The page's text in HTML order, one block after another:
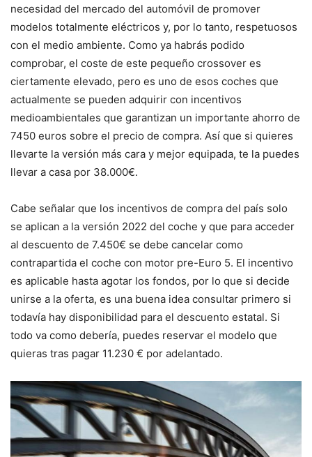
necesidad del mercado del automóvil de promover
modelos totalmente eléctricos y, por lo tanto, respetuosos
con el medio ambiente. Como ya habrás podido
comprobar, el coste de este pequeño crossover es
ciertamente elevado, pero es uno de esos coches que
actualmente se pueden adquirir con incentivos
medioambientales que garantizan un importante ahorro de
7450 euros sobre el precio de compra. Así que si quieres
llevarte la versión más cara y mejor equipada, te la puedes
llevar a casa por 38.000€.
Cabe señalar que los incentivos de compra del país solo
se aplican a la versión 2022 del coche y que para acceder
al descuento de 7.450€ se debe cancelar como
contrapartida el coche con motor pre-Euro 5. El incentivo
es aplicable hasta agotar los fondos, por lo que si decide
unirse a la oferta, es una buena idea consultar primero si
todavía hay disponibilidad para el descuento estatal. Si
todo va como debería, puedes reservar el modelo que
quieras tras pagar 11.230 € por adelantado.